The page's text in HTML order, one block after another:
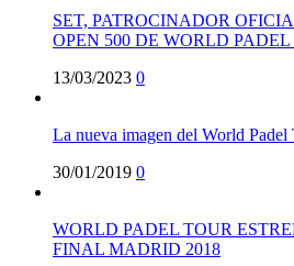
SET, PATROCINADOR
OPEN 500 DE WORLD PADEL
13/03/2023 0
La nueva imagen del World Padel
30/01/2019 0
WORLD PADEL TOUR
FINAL MADRID 2018